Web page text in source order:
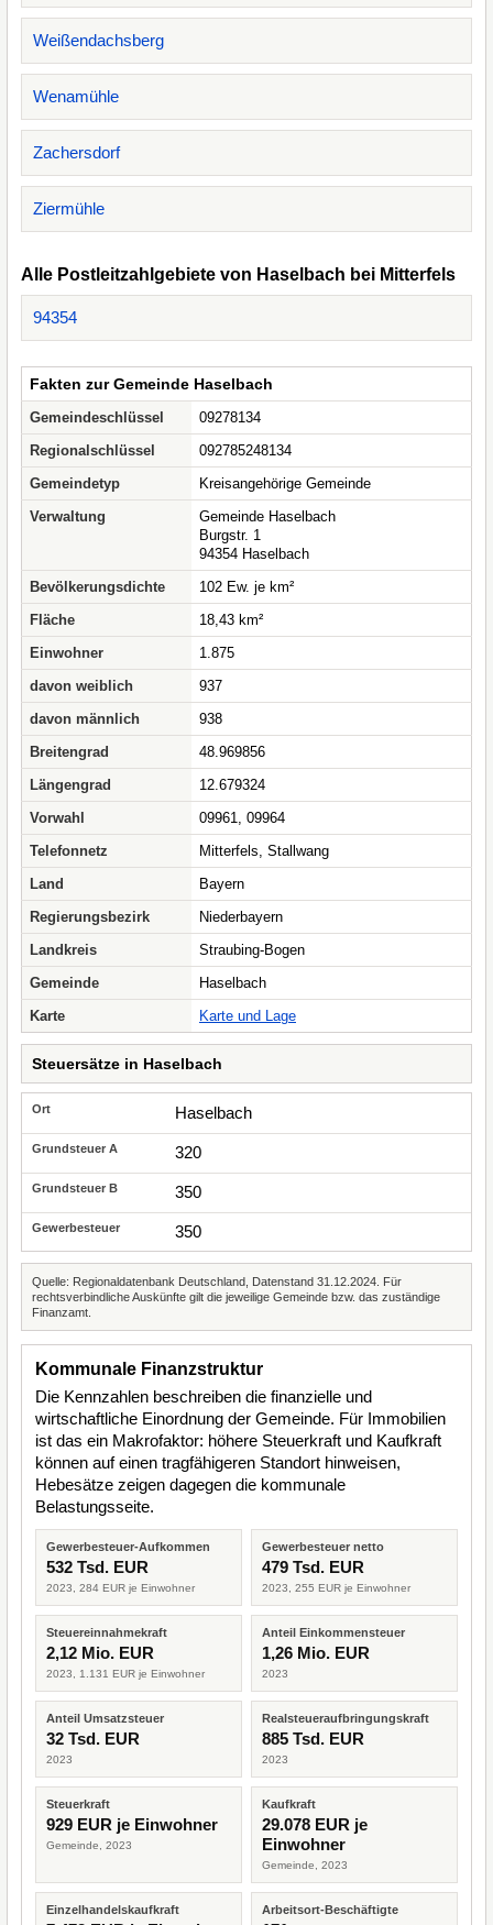
Weißendachsberg
Wenamühle
Zachersdorf
Ziermühle
Alle Postleitzahlgebiete von Haselbach bei Mitterfels
94354
Fakten zur Gemeinde Haselbach
Gemeindeschlüssel
09278134
Regionalschlüssel
092785248134
Gemeindetyp
Kreisangehörige Gemeinde
Verwaltung
Gemeinde Haselbach
Burgstr. 1
94354 Haselbach
Bevölkerungsdichte
102 Ew. je km²
Fläche
18,43 km²
Einwohner
1.875
davon weiblich
937
davon männlich
938
Breitengrad
48.969856
Längengrad
12.679324
Vorwahl
09961, 09964
Telefonnetz
Mitterfels, Stallwang
Land
Bayern
Regierungsbezirk
Niederbayern
Landkreis
Straubing-Bogen
Gemeinde
Haselbach
Karte
Karte und Lage
Steuersätze in Haselbach
Haselbach
320
350
350
Quelle: Regionaldatenbank Deutschland, Datenstand 31.12.2024. Für
rechtsverbindliche Auskünfte gilt die jeweilige Gemeinde bzw. das zuständige
Finanzamt.
Kommunale Finanzstruktur
Die Kennzahlen beschreiben die finanzielle und
wirtschaftliche Einordnung der Gemeinde. Für Immobilien
ist das ein Makrofaktor: höhere Steuerkraft und Kaufkraft
können auf einen tragfähigeren Standort hinweisen,
Hebesätze zeigen dagegen die kommunale
Belastungsseite.
Gewerbesteuer-Aufkommen
532 Tsd. EUR
2023, 284 EUR je Einwohner
Gewerbesteuer netto
479 Tsd. EUR
2023, 255 EUR je Einwohner
Steuereinnahmekraft
2,12 Mio. EUR
2023, 1.131 EUR je Einwohner
Anteil Einkommensteuer
1,26 Mio. EUR
2023
Anteil Umsatzsteuer
32 Tsd. EUR
2023
Realsteueraufbringungskraft
885 Tsd. EUR
2023
Steuerkraft
929 EUR je Einwohner
Gemeinde, 2023
Kaufkraft
29.078 EUR je
Einwohner
Gemeinde, 2023
Einzelhandelskaufkraft Arbeitsort-Beschäftigte